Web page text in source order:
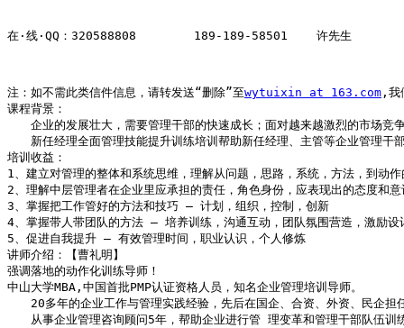
在·线·QQ：320588808        189-189-58501    许先生
注：如不需此类信件信息，请转发送“删除”至wytuixin at 163.com ,我
课程背景：
企业的发展壮大，需要管理干部的快速成长；面对越来越激烈的市场竞
新任经理全面管理技能提升训练培训帮助新任经理、主管等企业管理干
培训收益：
1、建立对管理的整体和系统思维，理解从问题，思路，系统，方法，到动
2、理解中层管理者在企业里应承担的责任，角色身份，应表现出的态度和意
3、掌握把工作管好的方法和技巧 – 计划，组织，控制，创新
4、掌握带人带团队的方法 – 培养训练，沟通互动，团队氛围营造，激励设
5、促进自我提升 – 有效管理时间，职业认识，个人修炼
讲师介绍：【曹礼明】
强调落地的动作化训练导师！
中山大学MBA,中国首批PMP认证资格人员，知名企业管理培训导师。
20多年的企业工作与管理实践经验，先后在国企、合资、外资、民企担
从事企业管理咨询顾问5年，帮助企业进行管 理变革和管理干部队伍训